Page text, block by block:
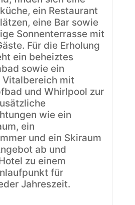
ein Restaurant
eine Bar sowie
Sonnenterrasse mit
Für die Erholung
ein beheiztes
sowie ein
Vitalbereich mit
und Whirlpool zur
wie ein
ein
und ein Skiraum
ab und
zu einem
für
Jahreszeit.